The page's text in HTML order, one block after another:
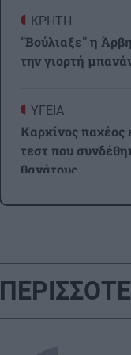
ΚΡΗΤΗ
"Βούλιαξε" η
την γιορτή
ΥΓΕΙΑ
Καρκίνος παχέος
τεστ που
θανάτους
τους σκάφους